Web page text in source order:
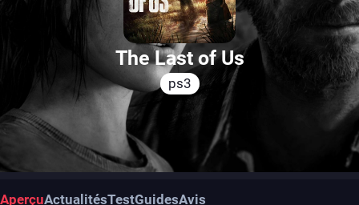
The Last of Us
ps3
AperçuActualitésTestGuidesAvis